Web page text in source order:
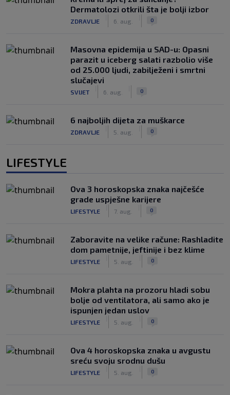
Dermatolozi otkrili šta je bolji izbor
ZDRAVLJE 6. aug. 0
Masovna epidemija u SAD-u: Opasni
parazit u iceberg salati razbolio više
od 25.000 ljudi, zabilježeni i smrtni
slučajevi
SVIJET 6. aug. 0
6 najboljih dijeta za muškarce
ZDRAVLJE 5. aug. 0
LIFESTYLE
Ova 3 horoskopska znaka najčešće
grade uspješne karijere
LIFESTYLE 7. aug. 0
Zaboravite na velike račune: Rashladite
dom pametnije, jeftinije i bez klime
LIFESTYLE 5. aug. 0
Mokra plahta na prozoru hladi sobu
bolje od ventilatora, ali samo ako je
ispunjen jedan uslov
LIFESTYLE 5. aug. 0
Ova 4 horoskopska znaka u avgustu
sreću svoju srodnu dušu
LIFESTYLE 5. aug. 0